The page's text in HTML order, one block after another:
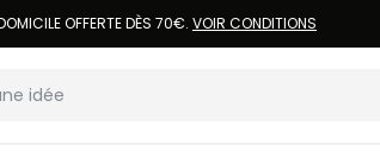
OFFERTE DÈS 70€. VOIR CONDITIONS